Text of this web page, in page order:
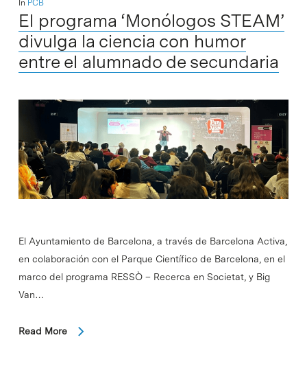
In PCB
El programa ‘Monólogos STEAM’
divulga la ciencia con humor
entre el alumnado de secundaria
El Ayuntamiento de Barcelona, a través de Barcelona Activa,
en colaboración con el Parque Científico de Barcelona, en el
marco del programa RESSÒ – Recerca en Societat, y Big
Van…
Read More